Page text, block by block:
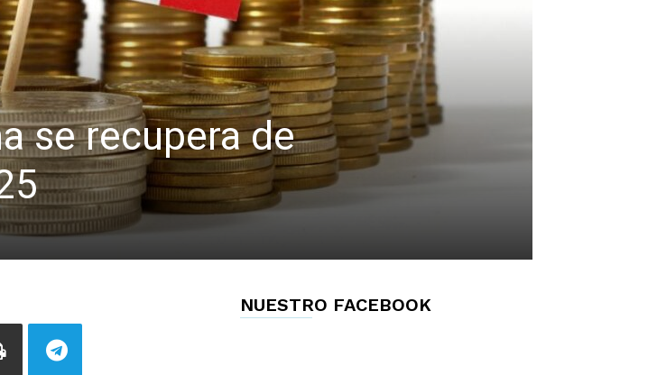
se recupera de
NUESTRO FACEBOOK